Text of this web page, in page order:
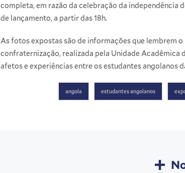
completa, em razão da celebração da independência
de lançamento, a partir das 18h.
As fotos expostas são de informações que lembrem
confraternização, realizada pela Unidade Acadêmica
afetos e experiências entre os estudantes angolanos
angola estudantes angolanos